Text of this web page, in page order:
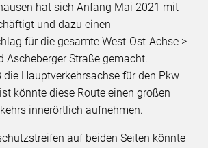
hat sich Anfang Mai 2021 mit
und dazu einen
für die gesamte West-Ost-Achse >
Ascheberger Straße gemacht.
die Hauptverkehrsachse für den Pkw
könnte diese Route einen großen
innerörtlich aufnehmen.
auf beiden Seiten könnte